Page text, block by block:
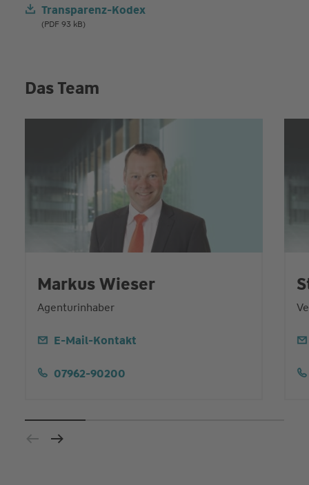
Transparenz-Kodex
(PDF 93 kB)
Das Team
Markus Wieser
Agenturinhaber
E-Mail-Kontakt
07962-90200